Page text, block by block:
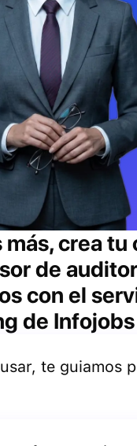
más, crea tu
de
con el
de Infojobs
te guiamos